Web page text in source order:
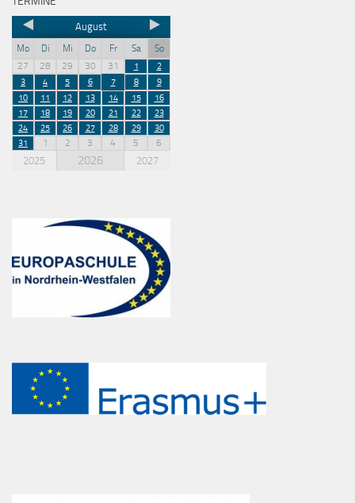
August
Mo Di Mi Do Fr Sa
So
27
28 29 30 31 1
2
3
4 5 6 7 8
9
10
11 12 13 14 15
16
17
18 19 20 21 22
23
24
25 26 27 28 29
30
31
1 2 3 4 5 6
2025 2026 2027